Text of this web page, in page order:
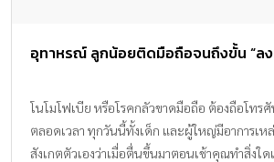
อุทาหรณ์ ลูกน้อยติดมือถือจนถึงขั้น “ลง
โนโมโฟเบีย หรือโรคกลัวขาดมือถือ ต้องถือโทร
ตลอดเวลา ทุกวันนี้ทั้งเด็ก และผู้ใหญ่มีอาการเห
สังเกตตัวเองว่าเมื่อตื่นขึ้นมาตอนเช้าคุณทำสิ่งใ